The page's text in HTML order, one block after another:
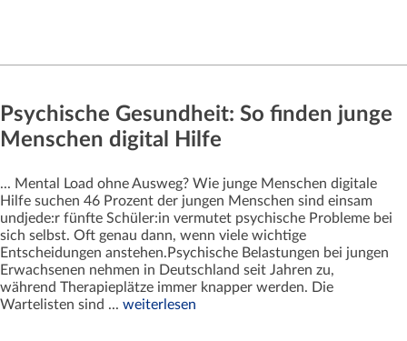
Psychische Gesundheit: So finden junge
Menschen digital Hilfe
... Mental Load ohne Ausweg? Wie junge Menschen digitale
Hilfe suchen 46 Prozent der jungen Menschen sind einsam
undjede:r fünfte Schüler:in vermutet psychische Probleme bei
sich selbst. Oft genau dann, wenn viele wichtige
Entscheidungen anstehen.Psychische Belastungen bei jungen
Erwachsenen nehmen in Deutschland seit Jahren zu,
während Therapieplätze immer knapper werden. Die
Wartelisten sind ... weiterlesen